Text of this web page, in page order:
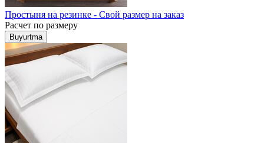
Простыня на резинке - Свой размер на заказ
Расчет по размеру
Buyurtma